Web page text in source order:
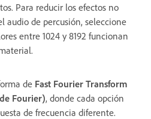
Para reducir los efectos no
audio de percusión, seleccione
entre 1024 y 8192 funcionan
de Fast Fourier Transform
Fourier), donde cada opción
de frecuencia diferente.